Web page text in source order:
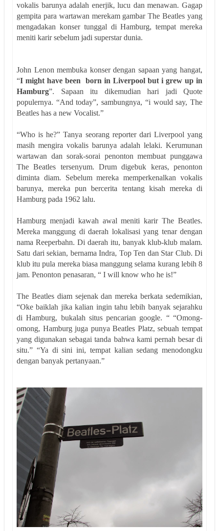
vokalis barunya adalah enerjik, lucu dan menawan. Gagap
gempita para wartawan merekam gambar The Beatles yang
mengadakan konser tunggal di Hamburg, tempat mereka
meniti karir sebelum jadi superstar dunia.
John Lenon membuka konser dengan sapaan yang hangat,
“I might have been born in Liverpool but i grew up in
Hamburg”. Sapaan itu dikemudian hari jadi Quote
populernya. “And today”, sambungnya, “i would say, The
Beatles has a new Vocalist.”
“Who is he?” Tanya seorang reporter dari Liverpool yang
masih mengira vokalis barunya adalah lelaki. Kerumunan
wartawan dan sorak-sorai penonton membuat punggawa
The Beatles tersenyum. Drum digebuk keras, penonton
diminta diam. Sebelum mereka memperkenalkan vokalis
barunya, mereka pun bercerita tentang kisah mereka di
Hamburg pada 1962 lalu.
Hamburg menjadi kawah awal meniti karir The Beatles.
Mereka manggung di daerah lokalisasi yang tenar dengan
nama Reeperbahn. Di daerah itu, banyak klub-klub malam.
Satu dari sekian, bernama Indra, Top Ten dan Star Club. Di
klub itu pula mereka biasa manggung selama kurang lebih 8
jam. Penonton penasaran, “ I will know who he is!”
The Beatles diam sejenak dan mereka berkata sedemikian,
“Oke baiklah jika kalian ingin tahu lebih banyak sejarahku
di Hamburg, bukalah situs pencarian google. “ “Omong-
omong, Hamburg juga punya Beatles Platz, sebuah tempat
yang digunakan sebagai tanda bahwa kami pernah besar di
situ.” “Ya di sini ini, tempat kalian sedang menodongku
dengan banyak pertanyaan.”